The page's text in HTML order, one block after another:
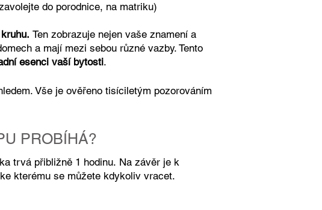
porodnice, na matriku)
Ten zobrazuje nejen vaše znamení a
a mají mezi sebou různé vazby. Tento
esenci vaší bytosti.
Vše je ověřeno tisíciletým pozorováním
PROBÍHÁ?
trvá přibližně 1 hodinu. Na závěr je k
kterému se můžete kdykoliv vracet.